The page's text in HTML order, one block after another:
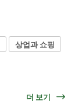
상업과 쇼핑
더 보기